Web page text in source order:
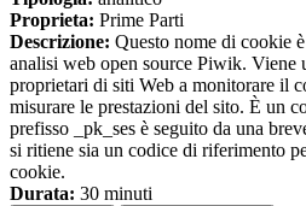
Proprieta: Prime Parti
Descrizione: Questo nome di cookie
analisi web open source Piwik. Viene
proprietari di siti Web a monitorare il
misurare le prestazioni del sito. È un
prefisso _pk_ses è seguito da una
si ritiene sia un codice di riferimento
cookie.
Durata: 30 minuti